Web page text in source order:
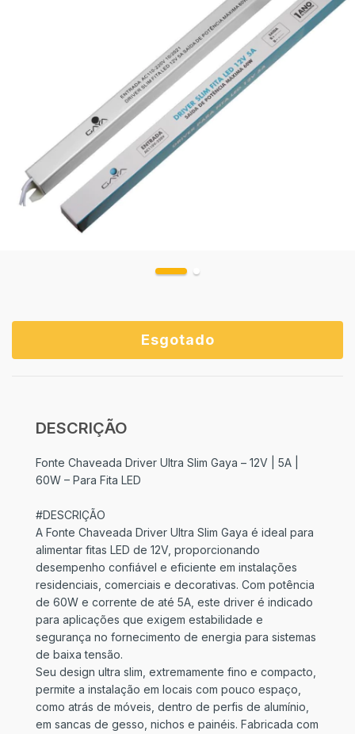
DESCRIÇÃO
Fonte Chaveada Driver Ultra Slim Gaya – 12V | 5A |
60W – Para Fita LED
#DESCRIÇÃO
A Fonte Chaveada Driver Ultra Slim Gaya é ideal para
alimentar fitas LED de 12V, proporcionando
desempenho confiável e eficiente em instalações
residenciais, comerciais e decorativas. Com potência
de 60W e corrente de até 5A, este driver é indicado
para aplicações que exigem estabilidade e
segurança no fornecimento de energia para sistemas
de baixa tensão.
Seu design ultra slim, extremamente fino e compacto,
permite a instalação em locais com pouco espaço,
como atrás de móveis, dentro de perfis de alumínio,
em sancas de gesso, nichos e painéis. Fabricada com